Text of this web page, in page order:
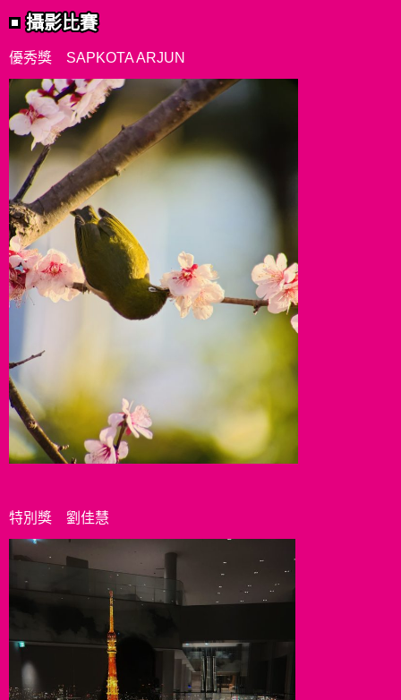
攝影比賽
優秀獎 SAPKOTA ARJUN
特別獎 劉佳慧